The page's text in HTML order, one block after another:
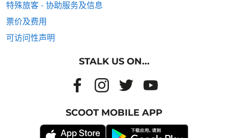
特殊旅客 - 协助服务及信息
票价及费用
可访问性声明
STALK US ON...
SCOOT MOBILE APP